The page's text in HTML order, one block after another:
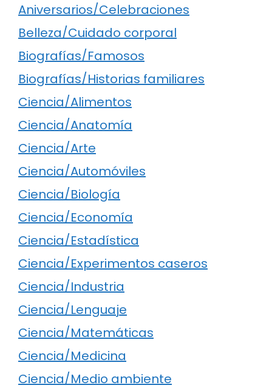
Aniversarios/Celebraciones
Belleza/Cuidado corporal
Biografías/Famosos
Biografías/Historias familiares
Ciencia/Alimentos
Ciencia/Anatomía
Ciencia/Arte
Ciencia/Automóviles
Ciencia/Biología
Ciencia/Economía
Ciencia/Estadística
Ciencia/Experimentos caseros
Ciencia/Industria
Ciencia/Lenguaje
Ciencia/Matemáticas
Ciencia/Medicina
Ciencia/Medio ambiente